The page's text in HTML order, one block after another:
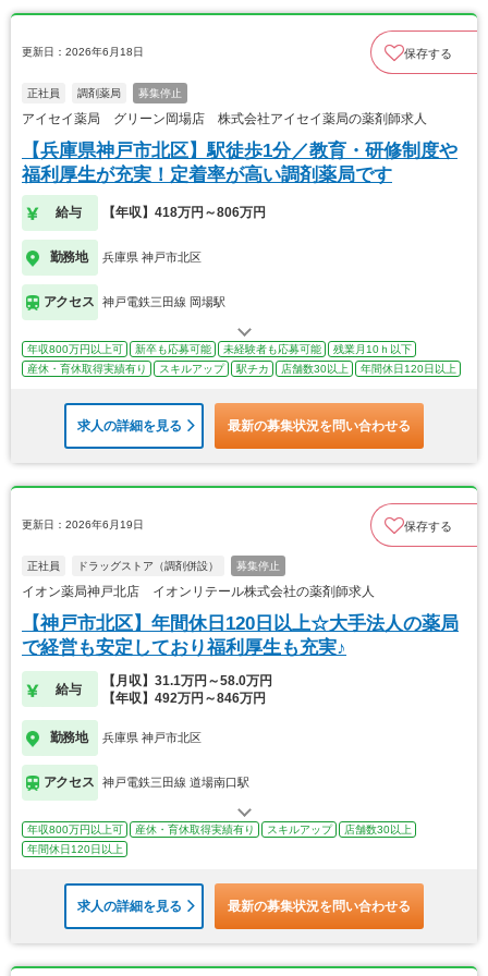
更新日：2026年6月18日 保存する
正社員 調剤薬局 募集停止
アイセイ薬局 グリーン岡場店 株式会社アイセイ薬局の薬剤師求人
【兵庫県神戸市北区】駅徒歩1分／教育・研修制度や
福利厚生が充実！定着率が高い調剤薬局です
給与 【年収】418万円～806万円
勤務地 兵庫県 神戸市北区
アクセス 神戸電鉄三田線 岡場駅
年収800万円以上可 新卒も応募可能 未経験者も応募可能
残業月10ｈ以下
産休・育休取得実績有り
スキルアップ 駅チカ 店舗数30以上 年間休日120日以上
求人の詳細を見る 最新の募集状況を問い合わせる
更新日：2026年6月19日 保存する
正社員 ドラッグストア（調剤併設） 募集停止
イオン薬局神戸北店 イオンリテール株式会社の薬剤師求人
【神戸市北区】年間休日120日以上☆大手法人の薬局
で経営も安定しており福利厚生も充実♪
給与
【月収】31.1万円～58.0万円
【年収】492万円～846万円
勤務地 兵庫県 神戸市北区
アクセス 神戸電鉄三田線 道場南口駅
年収800万円以上可 産休・育休取得実績有り スキルアップ
店舗数30以上
年間休日120日以上
求人の詳細を見る 最新の募集状況を問い合わせる